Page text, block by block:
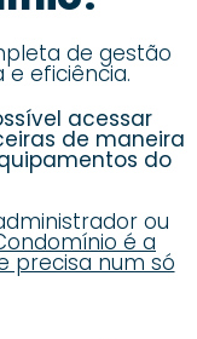
de gestão
eficiência.
acessar
de maneira
do
ou
é a
precisa num só